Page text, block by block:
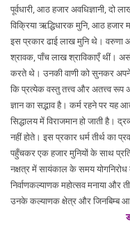
पूर्वधारी, आठ हजार अवधिज्ञानी, दो
विक्रिया ऋद्धिधारक मुनि, आठ हजार
इस प्रकार ढाई लाख मुनि थे। वरुणा
श्रावक, पाँच लाख श्राविकाएँ थीं।
करते थे। उनकी वाणी को सुनकर अपने
कि प्रत्येक वस्तु तत्त्व और अतत्त्व रूप
ज्ञान का सद्भाव है। कर्म रहने पर यह
सिद्धालय में विराजमान हो जाती है।
नहीं होते। इस प्रकार धर्म तीर्थ का
पहुँचकर एक हजार मुनियों के साथ
नक्षत्र में सायंकाल के समय योगनिरोध
निर्वाणकल्याणक महोत्सव मनाया
उनके कल्याणक क्षेत्र और जिनबिम्ब